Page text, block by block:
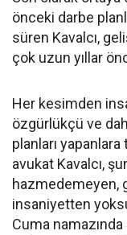
önceki darbe
süren Kavalcı,
çok uzun yıllar
Her kesimden
özgürlükçü ve
planları
avukat Kavalcı,
hazmedemeyen,
insaniyetten
Cuma